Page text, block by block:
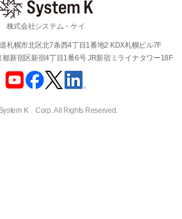
株式会社システム・ケイ
札幌市北区北7条西4丁目1番地2 KDX札幌ビル7F
新宿区新宿4丁目1番6号 JR新宿ミライナタワー18F
K Corp. All Rights Reserved.